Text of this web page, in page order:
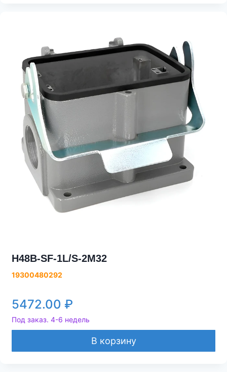
H48B-SF-1L/S-2M32
19300480292
5472.00 ₽
Под заказ. 4-6 недель
В корзину